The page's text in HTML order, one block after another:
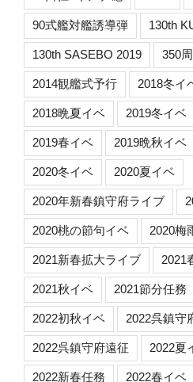
90式艦対艦誘導弾 130th
130th SASEBO 2019 350
2014観艦式予行 2018冬イ
2018晩夏イベ 2019冬イベ
2019春イベ 2019晩秋イベ
2020冬イベ 2020夏イベ
2020年新春鎮守府ライブ
2020桃の節句イベ 2020梅
2021新春拡大ライブ 2021
2021秋イベ 2021節分任務
2022初秋イベ 2022呉鎮守
2022呉鎮守府遠征 2022夏
2022新春任務 2022春イベ